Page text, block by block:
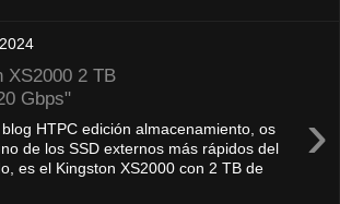
XS2000 2 TB
Gbps"
›
HTPC edición almacenamiento, os
de los SSD externos más rápidos del
es el Kingston XS2000 con 2 TB de